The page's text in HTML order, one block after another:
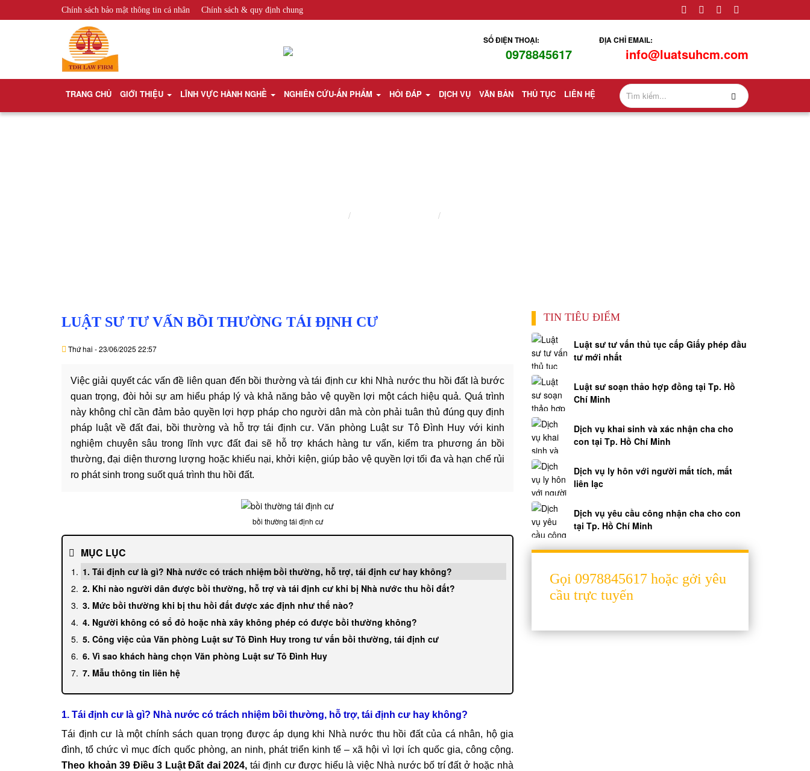
Chính sách bảo mật thông tin cá nhân Chính sách & quy định chung
SỐ ĐIỆN THOẠI:
0978845617
ĐỊA CHỈ EMAIL:
info@luatsuhcm.com
TRANG CHỦ GIỚI THIỆU LĨNH VỰC HÀNH NGHỀ NGHIÊN CỨU-ẤN PHẨM HỎI ĐÁP DỊCH VỤ VĂN BẢN THỦ TỤC LIÊN HỆ
LUẬT SƯ TƯ VẤN BỒI THƯỜNG TÁI ĐỊNH CƯ
Thứ hai - 23/06/2025 22:57
Việc giải quyết các vấn đề liên quan đến bồi thường và tái định cư khi Nhà nước thu hồi đất là bước
quan trọng, đòi hỏi sự am hiểu pháp lý và khả năng bảo vệ quyền lợi một cách hiệu quả. Quá trình
này không chỉ cần đảm bảo quyền lợi hợp pháp cho người dân mà còn phải tuân thủ đúng quy định
pháp luật về đất đai, bồi thường và hỗ trợ tái định cư. Văn phòng Luật sư Tô Đình Huy với kinh
nghiệm chuyên sâu trong lĩnh vực đất đai sẽ hỗ trợ khách hàng tư vấn, kiểm tra phương án bồi
thường, đại diện thương lượng hoặc khiếu nại, khởi kiện, giúp bảo vệ quyền lợi tối đa và hạn chế rủi
ro phát sinh trong suốt quá trình thu hồi đất.
bồi thường tái định cư
MỤC LỤC
1. Tái định cư là gì? Nhà nước có trách nhiệm bồi thường, hỗ trợ, tái định cư hay không?
2. Khi nào người dân được bồi thường, hỗ trợ và tái định cư khi bị Nhà nước thu hồi đất?
3. Mức bồi thường khi bị thu hồi đất được xác định như thế nào?
4. Người không có sổ đỏ hoặc nhà xây không phép có được bồi thường không?
5. Công việc của Văn phòng Luật sư Tô Đình Huy trong tư vấn bồi thường, tái định cư
6. Vì sao khách hàng chọn Văn phòng Luật sư Tô Đình Huy
7. Mẫu thông tin liên hệ
1. Tái định cư là gì? Nhà nước có trách nhiệm bồi thường, hỗ trợ, tái định cư hay không?
Tái định cư là một chính sách quan trọng được áp dụng khi Nhà nước thu hồi đất của cá nhân, hộ gia
đình, tổ chức vì mục đích quốc phòng, an ninh, phát triển kinh tế – xã hội vì lợi ích quốc gia, công cộng.
Theo khoản 39 Điều 3 Luật Đất đai 2024, tái định cư được hiểu là việc Nhà nước bố trí đất ở hoặc nhà
TIN TIÊU ĐIỂM
Luật sư tư vấn thủ tục cấp Giấy phép đầu
tư mới nhất
Luật sư soạn thảo hợp đồng tại Tp. Hồ
Chí Minh
Dịch vụ khai sinh và xác nhận cha cho
con tại Tp. Hồ Chí Minh
Dịch vụ ly hôn với người mất tích, mất
liên lạc
Dịch vụ yêu cầu công nhận cha cho con
tại Tp. Hồ Chí Minh
Gọi 0978845617 hoặc gởi yêu
cầu trực tuyến